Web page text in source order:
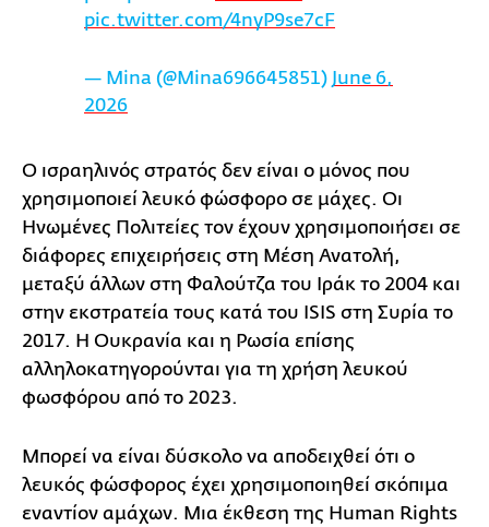
pic.twitter.com/4nyP9se7cF
— Mina (@Mina696645851) June 6,
2026
Ο ισραηλινός στρατός δεν είναι ο μόνος που
χρησιμοποιεί λευκό φώσφορο σε μάχες. Οι
Ηνωμένες Πολιτείες τον έχουν χρησιμοποιήσει σε
διάφορες επιχειρήσεις στη Μέση Ανατολή,
μεταξύ άλλων στη Φαλούτζα του Ιράκ το 2004 και
στην εκστρατεία τους κατά του ISIS στη Συρία το
2017. Η Ουκρανία και η Ρωσία επίσης
αλληλοκατηγορούνται για τη χρήση λευκού
φωσφόρου από το 2023.
Μπορεί να είναι δύσκολο να αποδειχθεί ότι ο
λευκός φώσφορος έχει χρησιμοποιηθεί σκόπιμα
εναντίον αμάχων. Μια έκθεση της Human Rights